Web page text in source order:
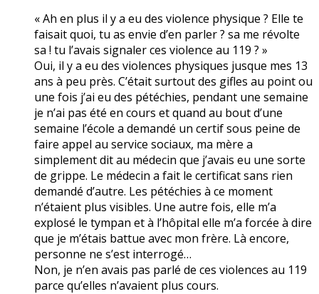
« Ah en plus il y a eu des violence physique ? Elle te
faisait quoi, tu as envie d’en parler ? sa me révolte
sa ! tu l’avais signaler ces violence au 119 ? »
Oui, il y a eu des violences physiques jusque mes 13
ans à peu près. C’était surtout des gifles au point ou
une fois j’ai eu des pétéchies, pendant une semaine
je n’ai pas été en cours et quand au bout d’une
semaine l’école a demandé un certif sous peine de
faire appel au service sociaux, ma mère a
simplement dit au médecin que j’avais eu une sorte
de grippe. Le médecin a fait le certificat sans rien
demandé d’autre. Les pétéchies à ce moment
n’étaient plus visibles. Une autre fois, elle m’a
explosé le tympan et à l’hôpital elle m’a forcée à dire
que je m’étais battue avec mon frère. Là encore,
personne ne s’est interrogé…
Non, je n’en avais pas parlé de ces violences au 119
parce qu’elles n’avaient plus cours.